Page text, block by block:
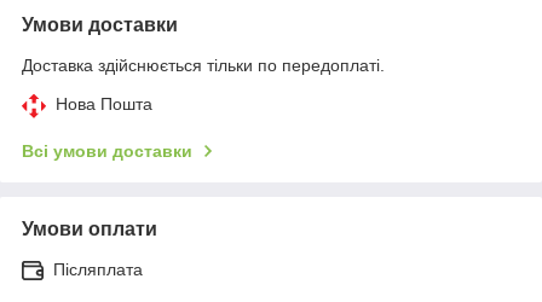
Умови доставки
Доставка здійснюється тільки по передоплаті.
Нова Пошта
Всі умови доставки
Умови оплати
Післяплата